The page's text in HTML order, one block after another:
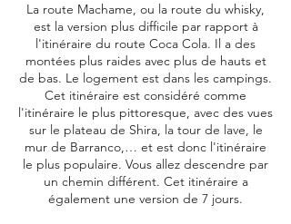
La route Machame, ou la route du whisky,
est la version plus difficile par rapport à
l'itinéraire du route Coca Cola. Il a des
montées plus raides avec plus de hauts et
de bas. Le logement est dans les campings.
Cet itinéraire est considéré comme
l'itinéraire le plus pittoresque, avec des vues
sur le plateau de Shira, la tour de lave, le
mur de Barranco,… et est donc l'itinéraire
le plus populaire. Vous allez descendre par
un chemin différent. Cet itinéraire a
également une version de 7 jours.